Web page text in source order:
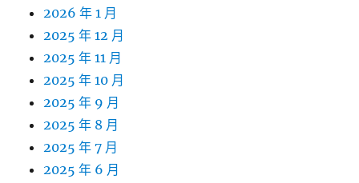
2026 年 1 月
2025 年 12 月
2025 年 11 月
2025 年 10 月
2025 年 9 月
2025 年 8 月
2025 年 7 月
2025 年 6 月